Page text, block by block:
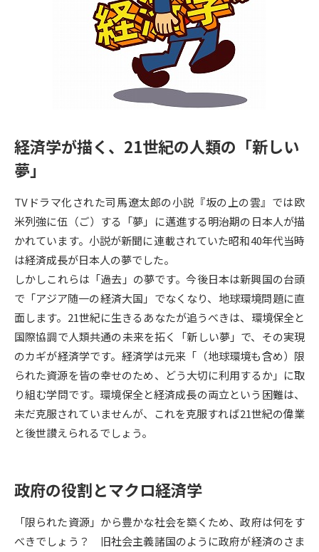
大学院の資料請求
大学入学共通テスト「受験案
内」の請求
大学入学共通テスト「受験上の
高等学校卒業程度認定試験
幼稚園教員資格認定試験 小学校教員資格認定試験
高等学校（情報）教員資格認定
大学研究 大学検索
大学で学べる内容や特徴を調べる
新増設大学・学部・学科特集
国際・グローバルに強い大学特
集
データサイエンス特集 奨学金・特待生制度特集
デジタルパンフレット 進路の３択
SELFBRAND特集ページ
オープンキャンパスなどを調べる
経済学が描く、21世紀の人類の「新しい
夢」
TVドラマ化された司馬遼太郎の小説『坂の上の雲』では欧
米列強に伍（ご）する「夢」に邁進する明治期の日本人が描
かれています。小説が新聞に連載されていた昭和40年代当時
は経済成長が日本人の夢でした。
しかしこれらは「過去」の夢です。今後日本は新興国の台頭
で「アジア随一の経済大国」でなくなり、地球環境問題に直
面します。21世紀に生きるあなたが追うべきは、環境保全と
国際協調で人類共通の未来を拓く「新しい夢」で、その実現
のカギが経済学です。経済学は元来「（地球環境も含め）限
られた資源を皆の幸せのため、どう大切に利用するか」に取
り組む学問です。環境保全と経済成長の両立という困難は、
未だ克服されていませんが、これを克服すれば21世紀の偉業
と後世讃えられるでしょう。
政府の役割とマクロ経済学
「限られた資源」から豊かな社会を築くため、政府は何をす
べきでしょう？ 旧社会主義諸国のように政府が経済のさま